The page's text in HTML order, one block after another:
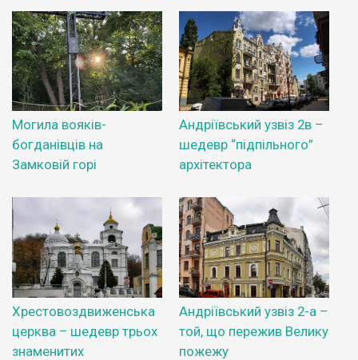
Могила вояків-
богданівців на
Замковій горі
Андріївський узвіз 2в –
шедевр “підпільного”
архітектора
Хрестовоздвиженська
церква – шедевр трьох
знаменитих
Андріївський узвіз 2-а –
той, що пережив Велику
пожежу